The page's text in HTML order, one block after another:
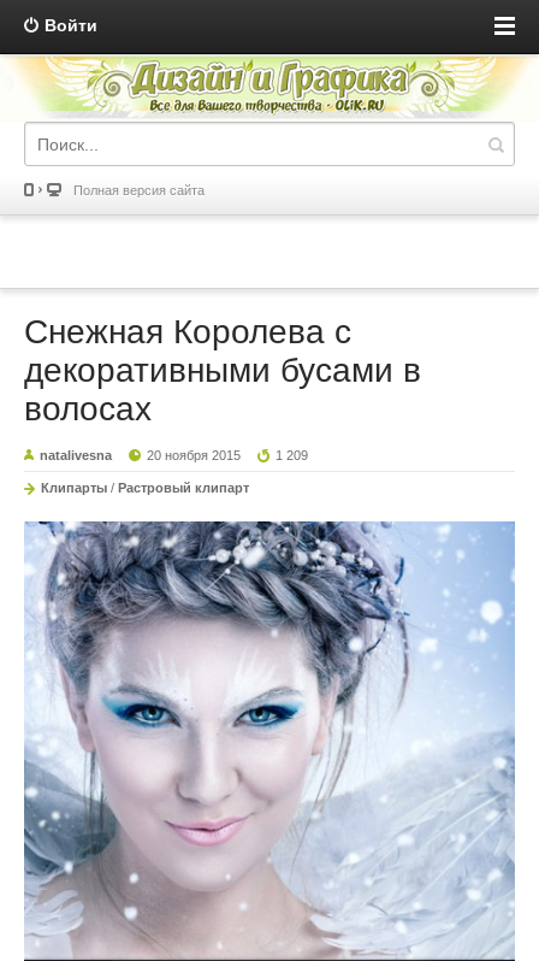
Войти
Полная версия сайта
Снежная Королева с
декоративными бусами в
волосах
natalivesna 20 ноября 2015 1 209
Клипарты / Растровый клипарт